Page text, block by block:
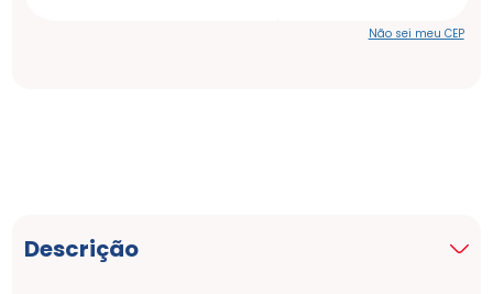
Não sei meu CEP
Descrição